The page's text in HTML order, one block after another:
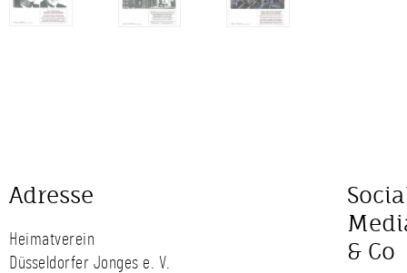
Adresse
Heimatverein
Düsseldorfer Jonges e. V.
& Co